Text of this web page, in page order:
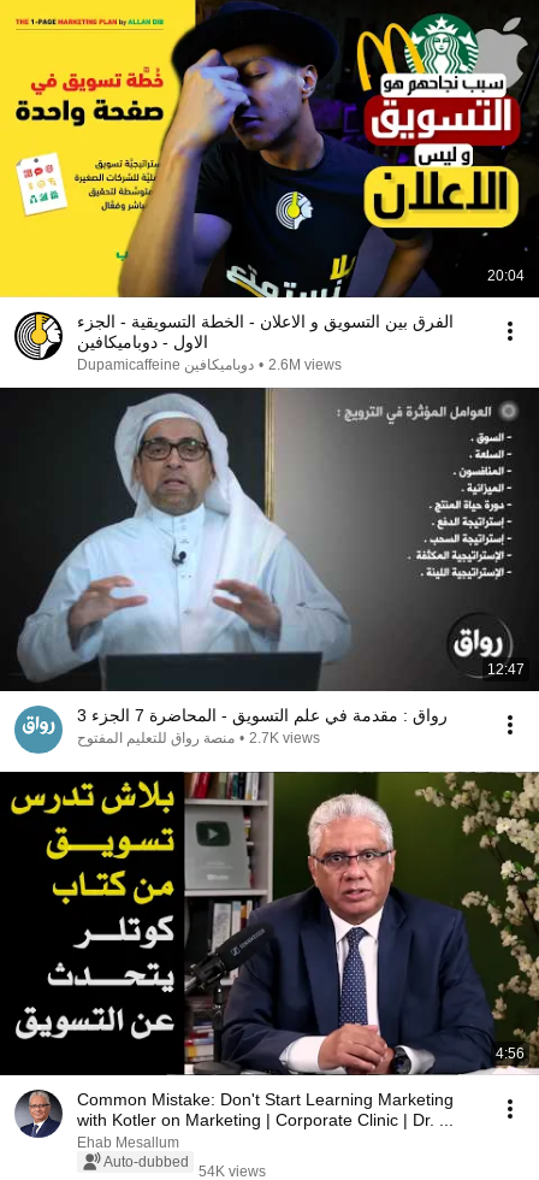
20:04
الفرق بين التسويق و الاعلان - الخطة التسويقية - الجزء
الاول - دوباميكافين
دوباميكافين Dupamicaffeine • 2.6M views
12:47
رواق : مقدمة في علم التسويق - المحاضرة 7 الجزء 3
منصة رواق للتعليم المفتوح • 2.7K views
4:56
Common Mistake: Don't Start Learning Marketing
with Kotler on Marketing | Corporate Clinic | Dr. ...
Ehab Mesallum
Auto-dubbed
54K views